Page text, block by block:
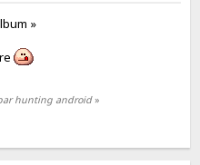
»
hunting android»